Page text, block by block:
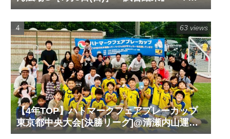
チレポート』『試合動画』
【4年TOP】ハトマークフェアプレーカップ
東京都中央大会[決勝リーグ]@清瀬内山運動
公園サッカー場G［6月14日(日)］『試合結
63 views